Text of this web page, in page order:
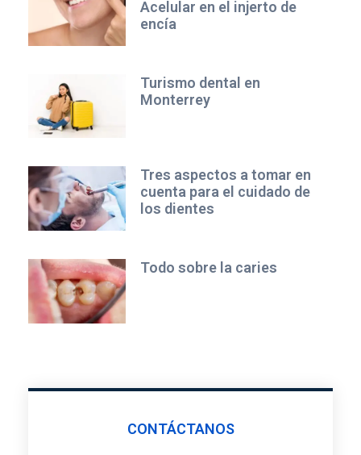
Acelular en el injerto de
encía
Turismo dental en
Monterrey
Tres aspectos a tomar en
cuenta para el cuidado de
los dientes
Todo sobre la caries
CONTÁCTANOS